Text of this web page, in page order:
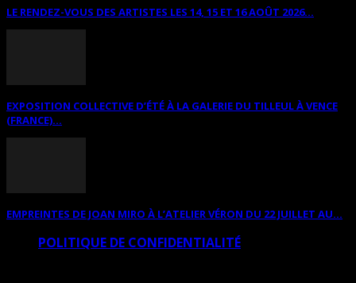
LE RENDEZ-VOUS DES ARTISTES LES 14, 15 ET 16 AOÛT 2026...
EXPOSITION COLLECTIVE D’ÉTÉ À LA GALERIE DU TILLEUL À VENCE
(FRANCE)...
EMPREINTES DE JOAN MIRO À L’ATELIER VÉRON DU 22 JUILLET AU...
POLITIQUE DE CONFIDENTIALITÉ